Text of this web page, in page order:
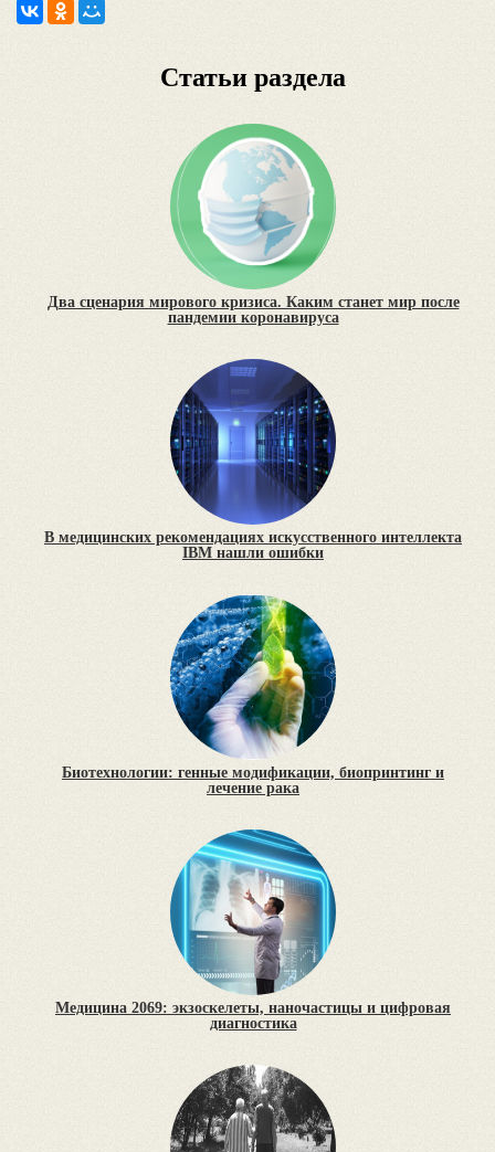
Статьи раздела
Два сценария мирового кризиса. Каким станет мир после
пандемии коронавируса
В медицинских рекомендациях искусственного интеллекта
IBM нашли ошибки
Биотехнологии: генные модификации, биопринтинг и
лечение рака
Медицина 2069: экзоскелеты, наночастицы и цифровая
диагностика